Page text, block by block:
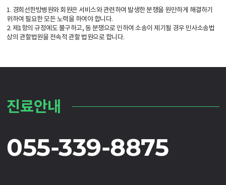
1. 경희선한방병원와 회원은 서비스와 관련하여 발생한 분쟁을 원만하게 해결하기
위하여 필요한 모든 노력을 하여야 합니다.
2. 제1항의 규정에도 불구하고, 동 분쟁으로 인하여 소송이 제기될 경우 민사소송법
상의 관할법원을 전속적 관할 법원으로 합니다.
진료안내
055-339-8875